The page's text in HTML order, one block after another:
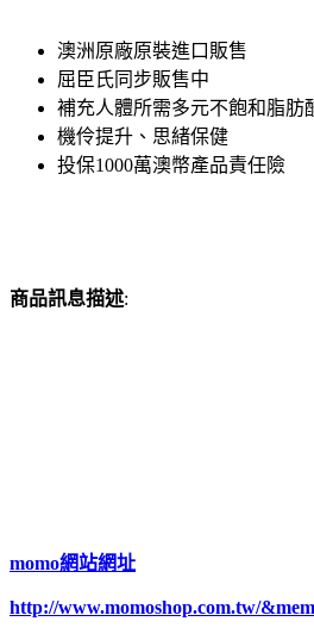
澳洲原廠原裝進口販售
屈臣氏同步販售中
補充人體所需多元不飽和脂肪
機伶提升、思緒保健
投保1000萬澳幣產品責任險
商品訊息描述:
momo網站網址
http://www.momoshop.com.tw/